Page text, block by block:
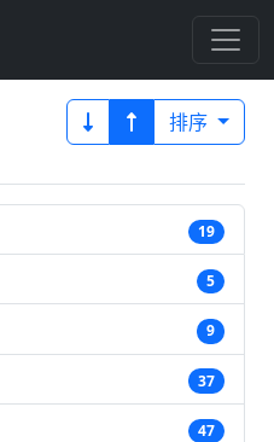
排序
19
5
9
37
47